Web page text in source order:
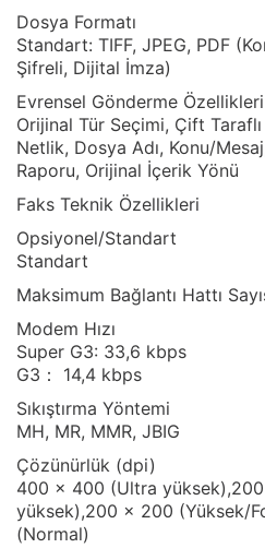
Dosya Formatı
Standart: TIFF, JPEG, PDF
Şifreli, Dijital İmza)
Evrensel Gönderme Özellikleri
Orijinal Tür Seçimi, Çift
Netlik, Dosya Adı, Konu/
Raporu, Orijinal İçerik Yönü
Faks Teknik Özellikleri
Opsiyonel/Standart
Standart
Maksimum Bağlantı Hattı
Modem Hızı
Super G3: 33,6 kbps
G3 ：
14,4 kbps
Sıkıştırma Yöntemi
MH, MR, MMR, JBIG
Çözünürlük (dpi)
400 x 400 (Ultra
yüksek),200 x 200 (Yüksek/
(Normal)